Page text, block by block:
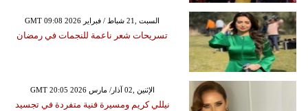
GMT 09:08 2026 السبت ,21 شباط / فبراير
تسريحات شعر ناعمة للنجمات في رمضان
GMT 20:05 2026 الإثنين ,02 آذار/ مارس
نيللي كريم ومسيرة فنية متفردة في تجسيد